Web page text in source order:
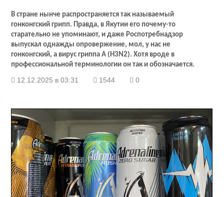
В стране нынче распространяется так называемый
гонконгский грипп. Правда, в Якутии его почему-то
старательно не упоминают, и даже Роспотребнадзор
выпускал однажды опровержение, мол, у нас не
гонконгский, а вирус гриппа А (H3N2). Хотя вроде в
профессиональной терминологии он так и обозначается.
12.12.2025 в 03:31 1544 0